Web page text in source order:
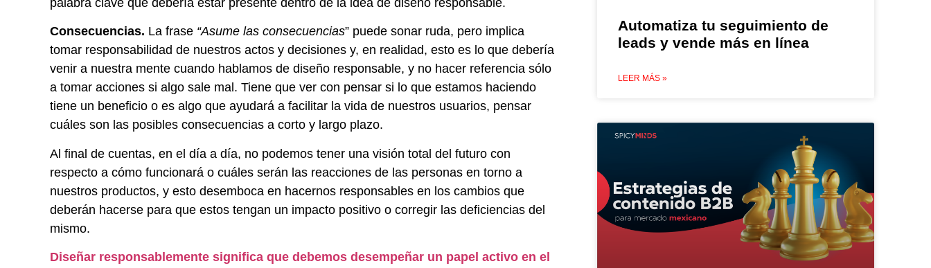
Consecuencias. La frase “Asume las consecuencias” puede sonar ruda, pero implica
tomar responsabilidad de nuestros actos y decisiones y, en realidad, esto es lo que debería
venir a nuestra mente cuando hablamos de diseño responsable, y no hacer referencia sólo
a tomar acciones si algo sale mal. Tiene que ver con pensar si lo que estamos haciendo
tiene un beneficio o es algo que ayudará a facilitar la vida de nuestros usuarios, pensar
cuáles son las posibles consecuencias a corto y largo plazo.
Al final de cuentas, en el día a día, no podemos tener una visión total del futuro con
respecto a cómo funcionará o cuáles serán las reacciones de las personas en torno a
nuestros productos, y esto desemboca en hacernos responsables en los cambios que
deberán hacerse para que estos tengan un impacto positivo o corregir las deficiencias del
mismo.
Diseñar responsablemente significa que debemos desempeñar un papel activo en el
Automatiza tu seguimiento de
leads y vende más en línea
LEER MÁS »